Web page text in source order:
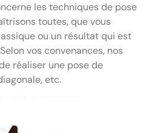
les techniques de pose
toutes, que vous
ou un résultat qui est
vos convenances, nos
réaliser une pose de
etc.